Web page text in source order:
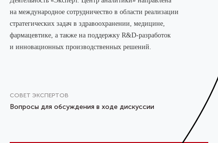
на международное сотрудничество в области реализации
стратегических задач в здравоохранении, медицине,
фармацевтике, а также на поддержку R&D-разработок
и инновационных производственных решений.
СОВЕТ ЭКСПЕРТОВ
Вопросы для обсуждения в ходе дискуссии